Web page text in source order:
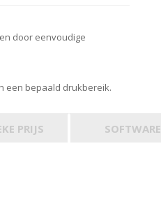
door eenvoudige
een bepaald drukbereik.
PRIJS SOFTWARE